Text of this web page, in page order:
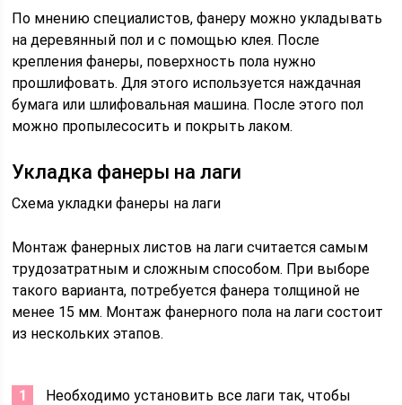
По мнению специалистов, фанеру можно укладывать
на деревянный пол и с помощью клея. После
крепления фанеры, поверхность пола нужно
прошлифовать. Для этого используется наждачная
бумага или шлифовальная машина. После этого пол
можно пропылесосить и покрыть лаком.
Укладка фанеры на лаги
Схема укладки фанеры на лаги
Монтаж фанерных листов на лаги считается самым
трудозатратным и сложным способом. При выборе
такого варианта, потребуется фанера толщиной не
менее 15 мм. Монтаж фанерного пола на лаги состоит
из нескольких этапов.
Необходимо установить все лаги так, чтобы